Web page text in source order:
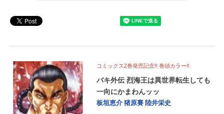
コミックス2巻発売記念!! 巻頭カラー!!
バキ外伝 烈海王は異世界転生しても
一向にかまわんッッ
板垣恵介猪原賽陸井栄史